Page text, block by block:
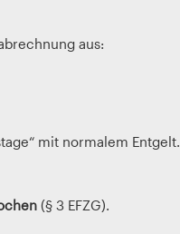
aus:
mit normalem Entgelt.
(§ 3 EFZG).